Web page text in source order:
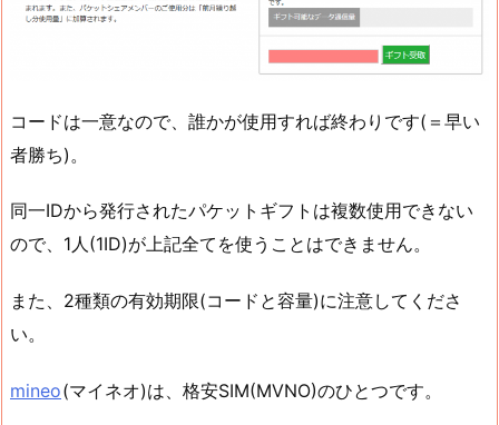
コードは一意なので、誰かが使用すれば終わりです(＝早い
者勝ち)。
同一IDから発行されたパケットギフトは複数使用できない
ので、1人(1ID)が上記全てを使うことはできません。
また、2種類の有効期限(コードと容量)に注意してくださ
い。
mineo(マイネオ)は、格安SIM(MVNO)のひとつです。